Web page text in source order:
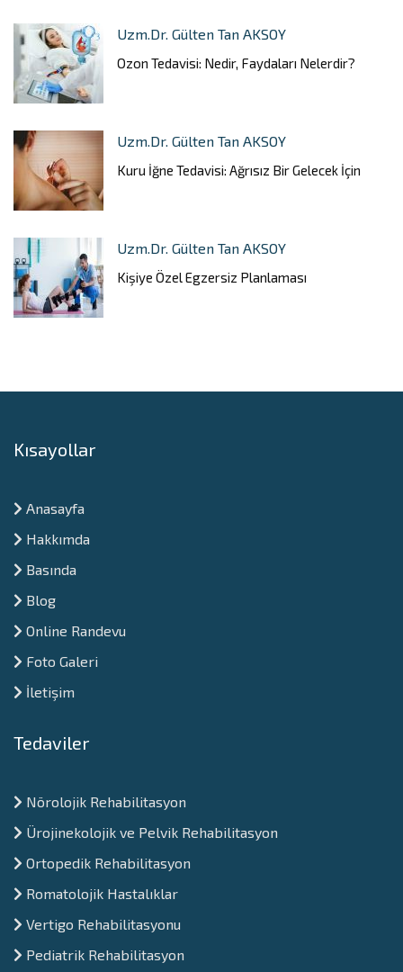
Uzm.Dr. Gülten Tan AKSOY
Ozon Tedavisi: Nedir, Faydaları Nelerdir?
Uzm.Dr. Gülten Tan AKSOY
Kuru İğne Tedavisi: Ağrısız Bir Gelecek İçin
Uzm.Dr. Gülten Tan AKSOY
Kişiye Özel Egzersiz Planlaması
Kısayollar
Anasayfa
Hakkımda
Basında
Blog
Online Randevu
Foto Galeri
İletişim
Tedaviler
Nörolojik Rehabilitasyon
Ürojinekolojik ve Pelvik Rehabilitasyon
Ortopedik Rehabilitasyon
Romatolojik Hastalıklar
Vertigo Rehabilitasyonu
Pediatrik Rehabilitasyon